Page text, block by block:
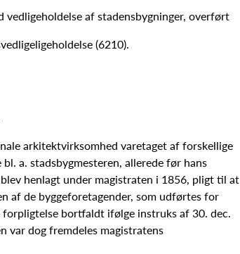
vedligeholdelse af stadensbygninger, overført
(6210).
arkitektvirksomhed varetaget af forskellige
bl. a. stadsbygmesteren, allerede før hans
henlagt under magistraten i 1856, pligt til at
af de byggeforetagender, som udførtes for
forpligtelse bortfaldt ifølge instruks af 30. dec.
var dog fremdeles magistratens